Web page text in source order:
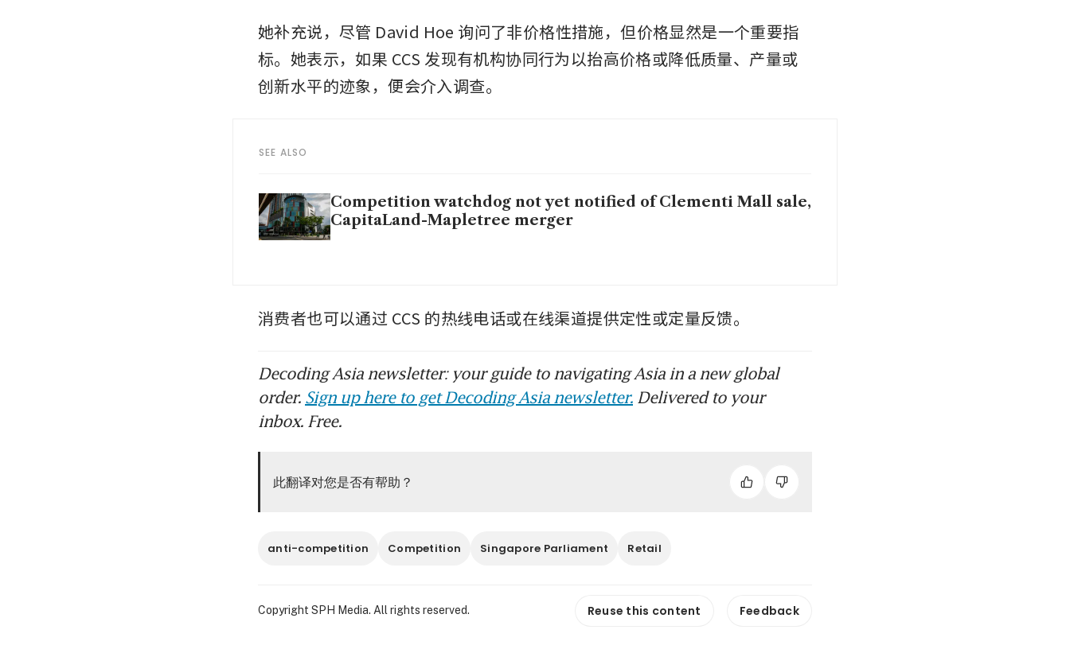
她补充说，尽管 David Hoe 询问了非价格性措施，但价格显然是一个重要指
标。她表示，如果 CCS 发现有机构协同行为以抬高价格或降低质量、产量或
创新水平的迹象，便会介入调查。
SEE ALSO
Competition watchdog not yet notified of Clementi Mall sale,
CapitaLand-Mapletree merger
消费者也可以通过 CCS 的热线电话或在线渠道提供定性或定量反馈。
Decoding Asia newsletter: your guide to navigating Asia in a new global
order. Sign up here to get Decoding Asia newsletter. Delivered to your
inbox. Free.
此翻译对您是否有帮助？
anti-competition Competition Singapore Parliament Retail
Copyright SPH Media. All rights reserved. Reuse this content Feedback